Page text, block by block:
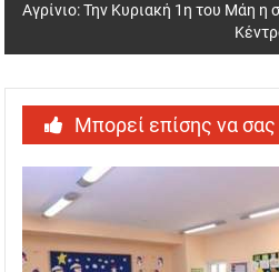
Αγρίνιο: Την Κυριακή 1η του Μάη η
Μπορεί επίσης να